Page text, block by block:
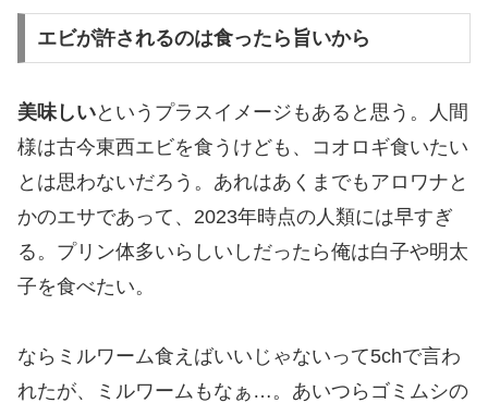
エビが許されるのは食ったら旨いから
美味しいというプラスイメージもあると思う。人間
様は古今東西エビを食うけども、コオロギ食いたい
とは思わないだろう。あれはあくまでもアロワナと
かのエサであって、2023年時点の人類には早すぎ
る。プリン体多いらしいしだったら俺は白子や明太
子を食べたい。
ならミルワーム食えばいいじゃないって5chで言わ
れたが、ミルワームもなぁ…。あいつらゴミムシの